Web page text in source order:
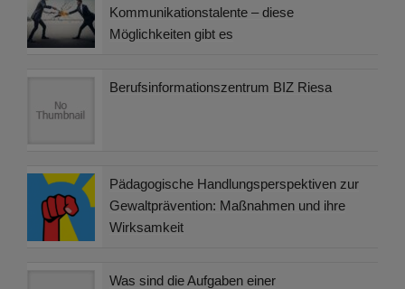
Kommunikationstalente – diese
Möglichkeiten gibt es
Berufsinformationszentrum BIZ Riesa
Pädagogische Handlungsperspektiven zur
Gewaltprävention: Maßnahmen und ihre
Wirksamkeit
Was sind die Aufgaben einer